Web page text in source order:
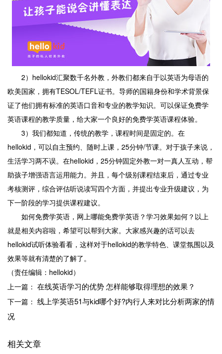
2）hellokid汇聚数千名外教，外教们都来自于以英语为母语的
欧美国家，拥有TESOL/TEFL证书。导师的国籍身份和学术背景保
证了他们拥有标准的英语口音和专业的教学知识。可以保证免费学
英语课程的教学质量，给大家一个良好的免费学英语课程体验。
3）我们都知道，传统的教学，课程时间是固定的。在
hellokid，可以自主预约、随时上课，25分钟/节课。对于孩子来说，
生活学习两不误。在hellokid，25分钟固定外教一对一真人互动，帮
助孩子增强语言运用能力。并且，每个级别课程结束后，通过专业
考核测评，综合评估听说读写四个方面，并提出专业升级建议，为
下一阶段的学习提供课程建议。
如何免费学英语，网上哪能免费学英语？学习效果如何？以上
就是相关内容啦，希望可以帮到大家。大家感兴趣的话可以去
hellokid试听体验看看，这样对于hellokid的教学特色、课堂氛围以及
效果等就有清楚的了解了。
（责任编辑：hellokid）
上一篇： 在线英语学习的优势 怎样能够取得理想的效果？
下一篇： 线上学英语51与kid哪个好?内行人来对比分析两家的情
况
相关文章